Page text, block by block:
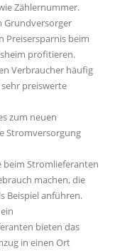
Zählernummer.
Grundversorger
Preisersparnis beim
profitieren.
Verbraucher häufig
preiswerte
zum neuen
Stromversorgung
beim Stromlieferanten
machen, die
Beispiel anführen.
bieten das
in einen Ort